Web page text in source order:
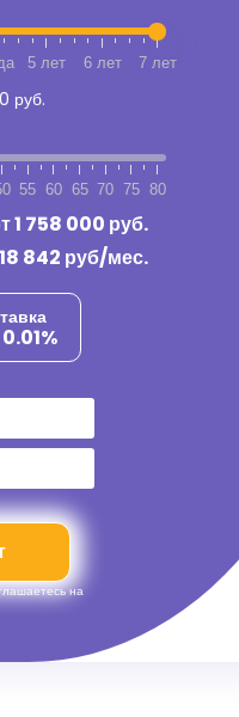
5 лет 6 лет 7 лет
руб.
55 60 65 70 75 80
1 758 000 руб.
18 842 руб/мес.
на